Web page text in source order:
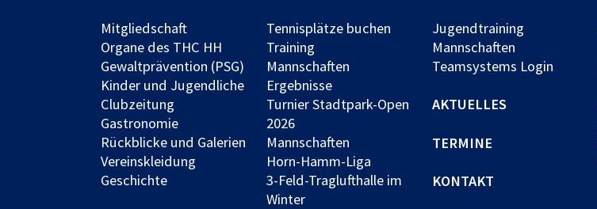
Mitgliedschaft
Organe des THC HH
Gewaltprävention (PSG)
Kinder und Jugendliche
Clubzeitung
Gastronomie
Rückblicke und Galerien
Vereinskleidung
Geschichte
Tennisplätze buchen
Training
Mannschaften
Ergebnisse
Turnier Stadtpark-Open
2026
Mannschaften
Horn-Hamm-Liga
3-Feld-Traglufthalle im
Winter
Jugendtraining
Mannschaften
Teamsystems Login
AKTUELLES
TERMINE
KONTAKT